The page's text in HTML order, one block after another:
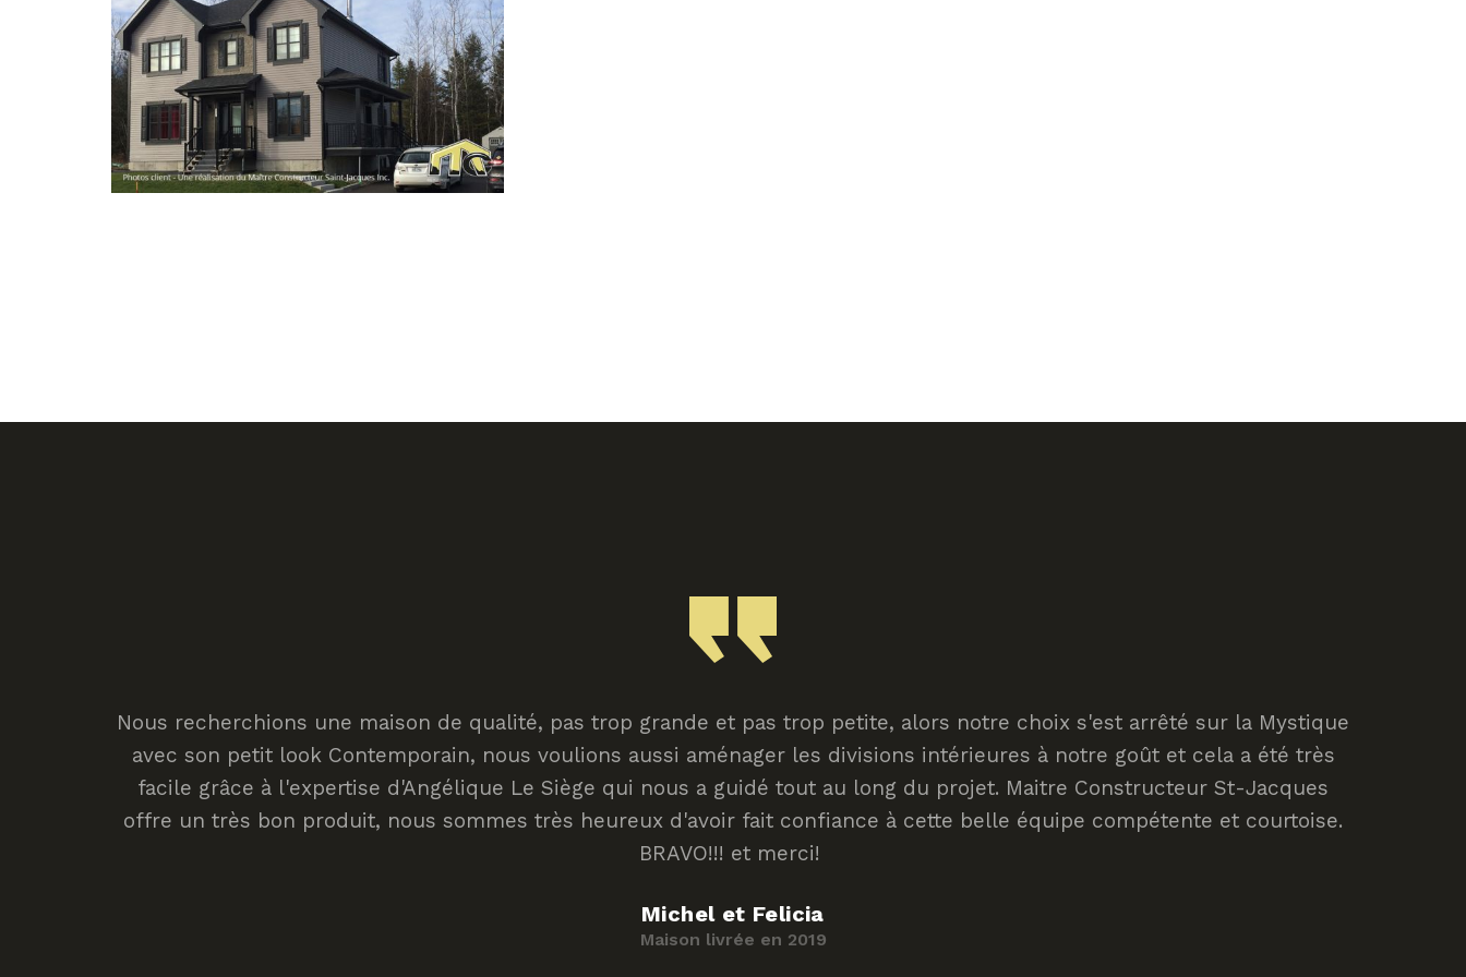
Nous recherchions une maison de qualité, pas trop grande et pas trop petite, alors notre choix s'est arrêté sur la Mystique
avec son petit look Contemporain, nous voulions aussi aménager les divisions intérieures à notre goût et cela a été très
facile grâce à l'expertise d'Angélique Le Siège qui nous a guidé tout au long du projet. Maitre Constructeur St-Jacques
offre un très bon produit, nous sommes très heureux d'avoir fait confiance à cette belle équipe compétente et courtoise.
BRAVO!!! et merci!
Michel et Felicia
Maison livrée en 2019